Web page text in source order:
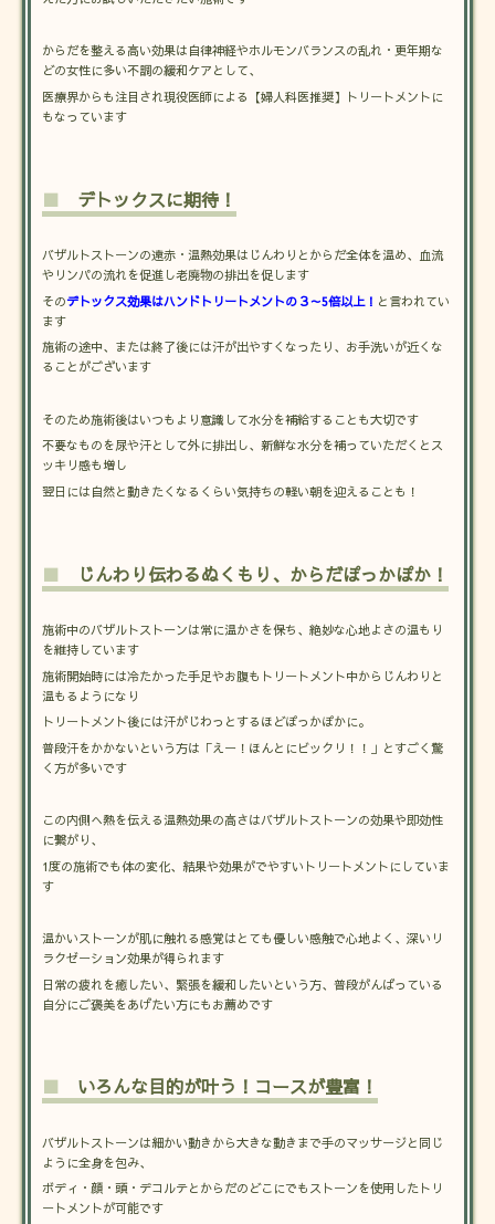
からだを整える高い効果は自律神経やホルモンバランスの乱れ・更年期な
どの女性に多い不調の緩和ケアとして、
医療界からも注目され現役医師による【婦人科医推奨】トリートメントに
もなっています
■ デトックスに期待！
バザルトストーンの遠赤・温熱効果はじんわりとからだ全体を温め、血流
やリンパの流れを促進し老廃物の排出を促します
そのデトックス効果はハンドトリートメントの３～5倍以上！ と言われてい
ます
施術の途中、または終了後には汗が出やすくなったり、お手洗いが近くな
ることがございます
そのため施術後はいつもより意識して水分を補給することも大切です
不要なものを尿や汗として外に排出し、新鮮な水分を補っていただくとス
ッキリ感も増し
翌日には自然と動きたくなるくらい気持ちの軽い朝を迎えることも！
■ じんわり伝わるぬくもり、からだぽっかぽか！
施術中のバザルトストーンは常に温かさを保ち、絶妙な心地よさの温もり
を維持しています
施術開始時には冷たかった手足やお腹もトリートメント中からじんわりと
温もるようになり
トリートメント後には汗がじわっとするほどぽっかぽかに。
普段汗をかかないという方は「えー！ほんとにビックリ！！」とすごく驚
く方が多いです
この内側へ熱を伝える温熱効果の高さはバザルトストーンの効果や即効性
に繋がり、
1度の施術でも体の変化、結果や効果がでやすいトリートメントにしていま
す
温かいストーンが肌に触れる感覚はとても優しい感触で心地よく、深いリ
ラクゼーション効果が得られます
日常の疲れを癒したい、緊張を緩和したいという方、普段がんばっている
自分にご褒美をあげたい方にもお薦めです
■ いろんな目的が叶う！コースが豊富！
バザルトストーンは細かい動きから大きな動きまで手のマッサージと同じ
ように全身を包み、
ボディ・顔・頭・デコルテとからだのどこにでもストーンを使用したトリ
ートメントが可能です